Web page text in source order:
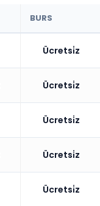
BURS
Ücretsi̇z
Ücretsi̇z
Ücretsi̇z
Ücretsi̇z
Ücretsi̇z